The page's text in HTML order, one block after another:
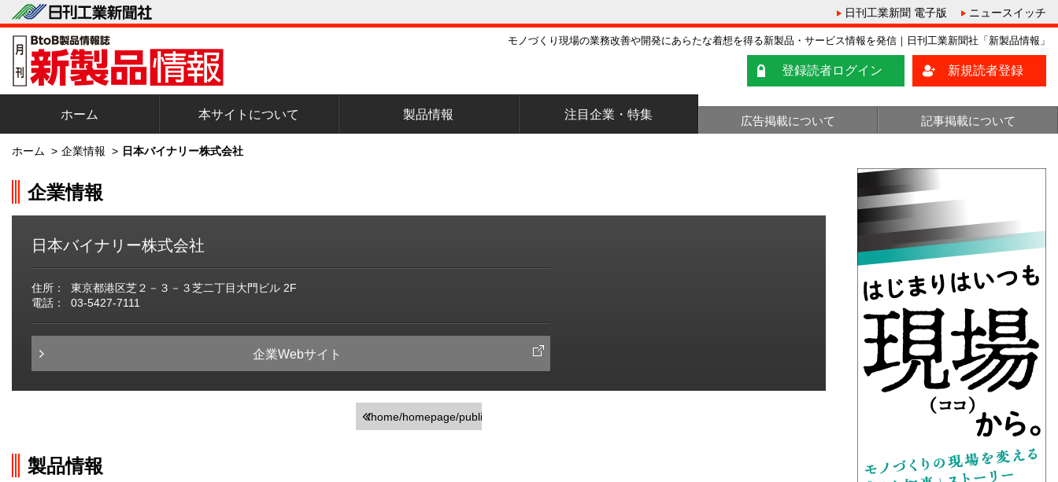
日刊工業新聞 電子版 ニュースイッチ
モノづくり現場の業務改善や開発にあらたな着想を得る新製品・サービス情報を発信｜日刊工業新聞社「新製品情報」
登録読者ログイン 新規読者登録
ホーム 本サイトについて 製品情報 注目企業・特集 広告掲載について 記事掲載について
ホーム > 企業情報 > 日本バイナリー株式会社
企業情報
日本バイナリー株式会社
住所：
東京都港区芝２－３－３芝二丁目大門ビル 2F
電話：
03-5427-7111
企業Webサイト
/home/homepage/public_html/usr/detail_company.php
製品情報